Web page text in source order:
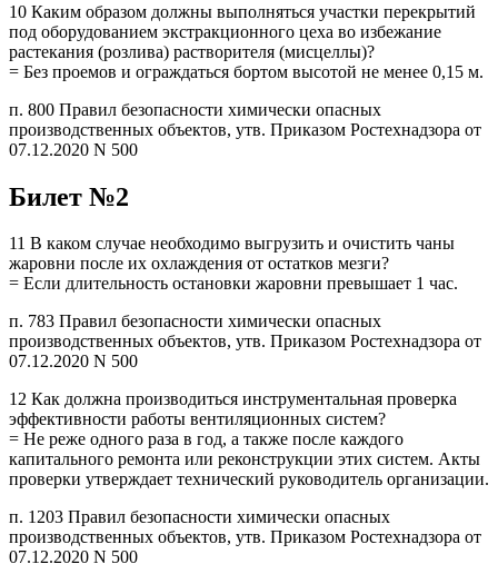
10 Каким образом должны выполняться участки перекрытий
под оборудованием экстракционного цеха во избежание
растекания (розлива) растворителя (мисцеллы)?
= Без проемов и ограждаться бортом высотой не менее 0,15 м.
п. 800 Правил безопасности химически опасных
производственных объектов, утв. Приказом Ростехнадзора от
07.12.2020 N 500
Билет №2
11 В каком случае необходимо выгрузить и очистить чаны
жаровни после их охлаждения от остатков мезги?
= Если длительность остановки жаровни превышает 1 час.
п. 783 Правил безопасности химически опасных
производственных объектов, утв. Приказом Ростехнадзора от
07.12.2020 N 500
12 Как должна производиться инструментальная проверка
эффективности работы вентиляционных систем?
= Не реже одного раза в год, а также после каждого
капитального ремонта или реконструкции этих систем. Акты
проверки утверждает технический руководитель организации.
п. 1203 Правил безопасности химически опасных
производственных объектов, утв. Приказом Ростехнадзора от
07.12.2020 N 500